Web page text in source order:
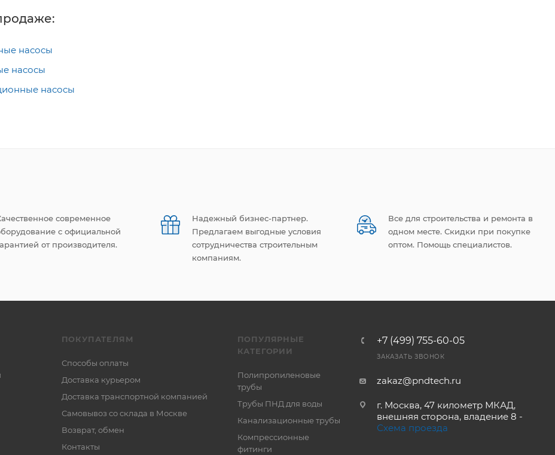
насосы
насосы
насосы
современное
с официальной
от производителя.
Надежный бизнес-партнер.
Предлагаем выгодные условия
сотрудничества строительным
компаниям.
Все для строительства и ремонта в
одном месте. Скидки при покупке
оптом. Помощь специалистов.
ПОКУПАТЕЛЯМ
Способы оплаты
Доставка курьером
Доставка транспортной компанией
Самовывоз со склада в Москве
Возврат, обмен
Контакты
ПОПУЛЯРНЫЕ
КАТЕГОРИИ
Полипропиленовые
трубы
Трубы ПНД для воды
Канализационные трубы
Компрессионные
фитинги
+7 (499) 755-60-05
ЗАКАЗАТЬ ЗВОНОК
zakaz@pndtech.ru
г. Москва, 47 километр МКАД,
внешняя сторона, владение 8 -
Схема проезда